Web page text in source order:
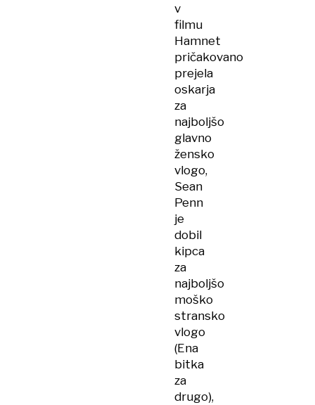
v
filmu
Hamnet
pričakovano
prejela
oskarja
za
najboljšo
glavno
žensko
vlogo,
Sean
Penn
je
dobil
kipca
za
najboljšo
moško
stransko
vlogo
(Ena
bitka
za
drugo),